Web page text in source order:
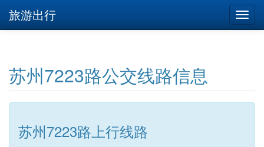
旅游出行
苏州7223路公交线路信息
苏州7223路上行线路